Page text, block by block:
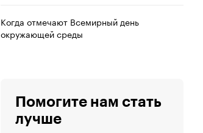
Когда отмечают Всемирный день
окружающей среды
Помогите нам стать
лучше